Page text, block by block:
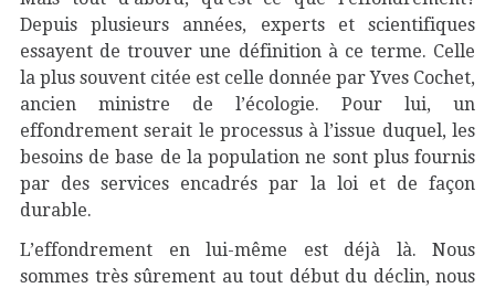
Depuis plusieurs années, experts et scientifiques
essayent de trouver une définition à ce terme. Celle
la plus souvent citée est celle donnée par Yves Cochet,
ancien ministre de l’écologie. Pour lui, un
effondrement serait le processus à l’issue duquel, les
besoins de base de la population ne sont plus fournis
par des services encadrés par la loi et de façon
durable.
L’effondrement en lui-même est déjà là. Nous
sommes très sûrement au tout début du déclin, nous